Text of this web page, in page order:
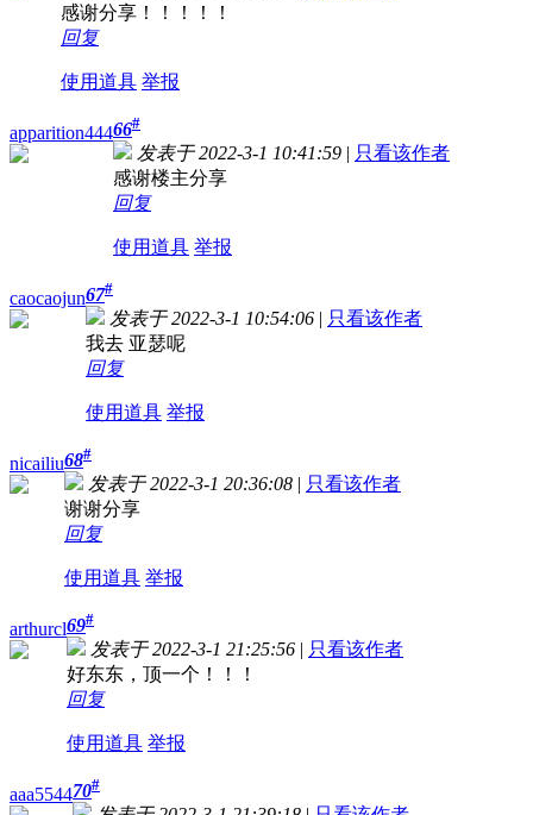
感谢分享！！！！！
回复
使用道具 举报
apparition44466#
发表于 2022-3-1 10:41:59 | 只看该作者
感谢楼主分享
回复
使用道具 举报
caocaojun67#
发表于 2022-3-1 10:54:06 | 只看该作者
我去 亚瑟呢
回复
使用道具 举报
nicailiu68#
发表于 2022-3-1 20:36:08 | 只看该作者
谢谢分享
回复
使用道具 举报
arthurcl69#
发表于 2022-3-1 21:25:56 | 只看该作者
好东东，顶一个！！！
回复
使用道具 举报
aaa554470#